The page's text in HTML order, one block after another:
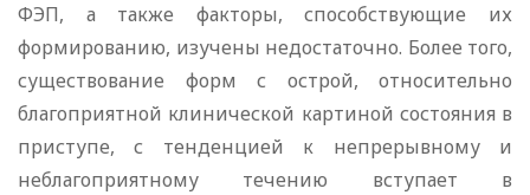
ФЭП, а также факторы, способствующие их
формированию, изучены недостаточно. Более того,
существование форм с острой, относительно
благоприятной клинической картиной состояния в
приступе, с тенденцией к непрерывному и
неблагоприятному течению вступает в